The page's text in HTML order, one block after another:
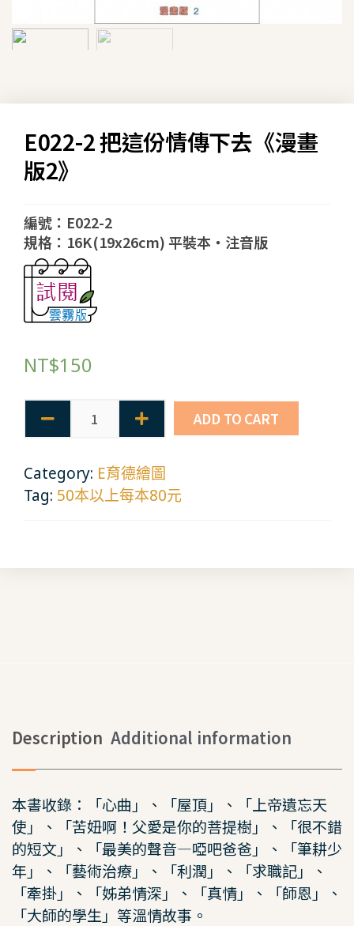
E022-2 把這份情傳下去《漫畫
版2》
編號：E022-2
規格：16K(19x26cm) 平裝本‧注音版
NT$150
ADD TO CART
Category: E育德繪圖
Tag: 50本以上每本80元
Description Additional information
本書收錄：「心曲」、「屋頂」、「上帝遺忘天
使」、「苦妞啊！父愛是你的菩提樹」、「很不錯
的短文」、「最美的聲音—啞吧爸爸」、「筆耕少
年」、「藝術治療」、「利潤」、「求職記」、
「牽掛」、「姊弟情深」、「真情」、「師恩」、
「大師的學生」等溫情故事。